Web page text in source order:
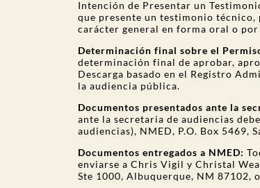
Intención de Presentar un
que presente un testimonio técnico,
carácter general en forma oral o
Determinación final sobre el
determinación final de aprobar,
Descarga basado en el Registro
la audiencia pública.
Documentos presentados ante la
ante la secretaria de audiencias
audiencias), NMED, P.O. Box 5469,
Documentos entregados a NMED:
enviarse a Chris Vigil y Christal
Ste 1000, Albuquerque, NM 87102, o